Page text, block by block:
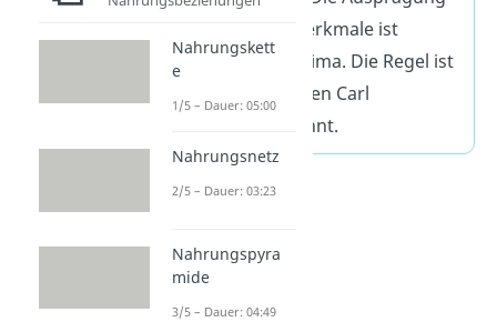
der einzelnen Merkmale ist
abhängig vom Klima. Die Regel ist
nach dem Biologen Carl
Bergmann benannt.
Nahrungskett
e
1/5 – Dauer: 05:00
Nahrungsnetz
2/5 – Dauer: 03:23
Nahrungspyra
mide
3/5 – Dauer: 04:49